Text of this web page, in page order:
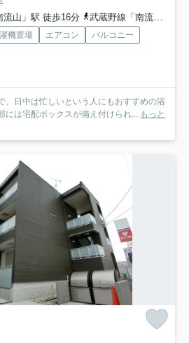
流山」駅 徒歩16分
武蔵野線「南流山」駅 徒歩16分
機置場 エアコン
バルコニー
、日中は忙しいという人にもおすすめの浴
には宅配ボックスが備え付けられ... もっと